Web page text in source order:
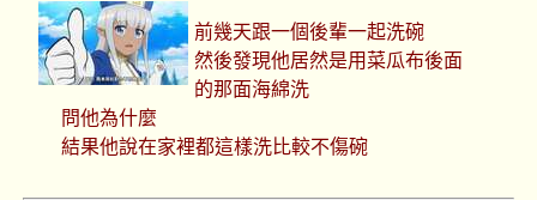
前幾天跟一個後輩一起洗碗
然後發現他居然是用菜瓜布後面
的那面海綿洗
問他為什麼
結果他說在家裡都這樣洗比較不傷碗